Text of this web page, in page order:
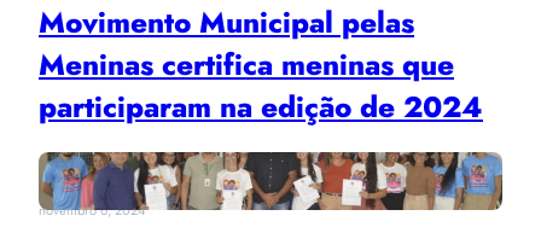
Movimento Municipal pelas
Meninas certifica meninas que
participaram na edição de 2024
novembro 6, 2024